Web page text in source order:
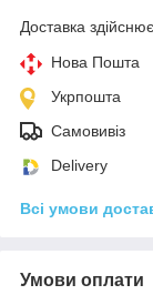
Доставка
Нова Пошта
Укрпошта
Самовивіз
Delivery
Всі умови
Умови оплати